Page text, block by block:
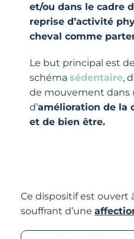
et/ou dans le cadre
reprise d’activité
cheval comme
Le but principal est
schéma sédentaire,
de mouvement dans
d’amélioration de la
et de bien être.
Ce dispositif est ouvert
souffrant d’une